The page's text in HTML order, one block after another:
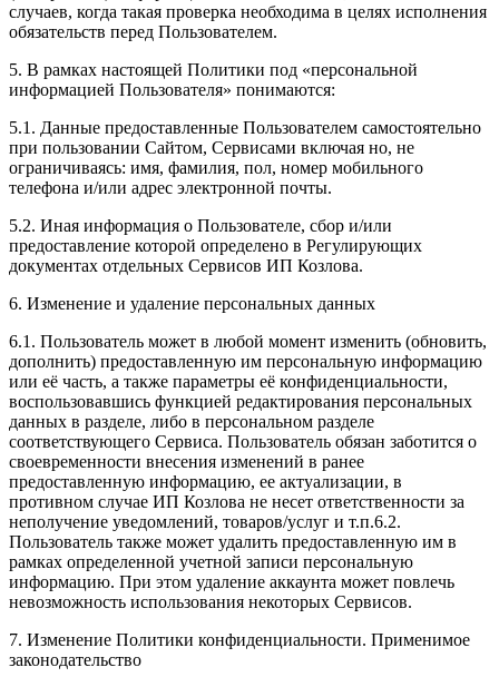
случаев, когда такая проверка необходима в целях исполнения
обязательств перед Пользователем.
5. В рамках настоящей Политики под «персональной
информацией Пользователя» понимаются:
5.1. Данные предоставленные Пользователем самостоятельно
при пользовании Сайтом, Сервисами включая но, не
ограничиваясь: имя, фамилия, пол, номер мобильного
телефона и/или адрес электронной почты.
5.2. Иная информация о Пользователе, сбор и/или
предоставление которой определено в Регулирующих
документах отдельных Сервисов ИП Козлова.
6. Изменение и удаление персональных данных
6.1. Пользователь может в любой момент изменить (обновить,
дополнить) предоставленную им персональную информацию
или её часть, а также параметры её конфиденциальности,
воспользовавшись функцией редактирования персональных
данных в разделе, либо в персональном разделе
соответствующего Сервиса. Пользователь обязан заботится о
своевременности внесения изменений в ранее
предоставленную информацию, ее актуализации, в
противном случае ИП Козлова не несет ответственности за
неполучение уведомлений, товаров/услуг и т.п.6.2.
Пользователь также может удалить предоставленную им в
рамках определенной учетной записи персональную
информацию. При этом удаление аккаунта может повлечь
невозможность использования некоторых Сервисов.
7. Изменение Политики конфиденциальности. Применимое
законодательство